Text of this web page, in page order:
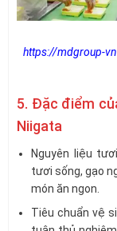
https://mdgroup-
5. Đặc điểm
Niigata
Nguyên liệu
tươi sống, gạo
món ăn ngon.
Tiêu chuẩn vệ